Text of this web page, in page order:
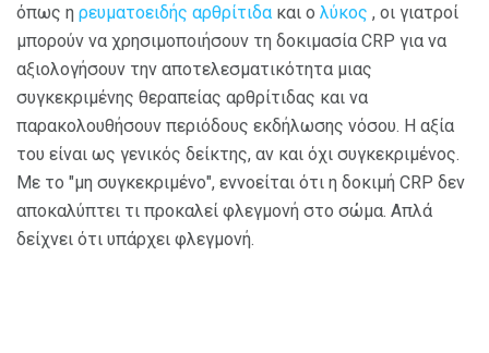
όπως η ρευματοειδής αρθρίτιδα και ο λύκος , οι γιατροί
μπορούν να χρησιμοποιήσουν τη δοκιμασία CRP για να
αξιολογήσουν την αποτελεσματικότητα μιας
συγκεκριμένης θεραπείας αρθρίτιδας και να
παρακολουθήσουν περιόδους εκδήλωσης νόσου. Η αξία
του είναι ως γενικός δείκτης, αν και όχι συγκεκριμένος.
Με το "μη συγκεκριμένο", εννοείται ότι η δοκιμή CRP δεν
αποκαλύπτει τι προκαλεί φλεγμονή στο σώμα. Απλά
δείχνει ότι υπάρχει φλεγμονή.